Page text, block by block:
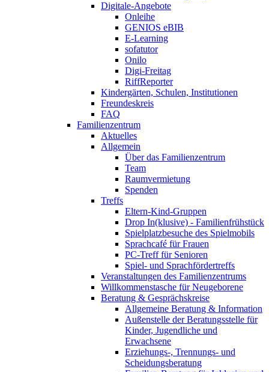
Digitale-Angebote
Onleihe
GENIOS eBIB
E-Learning
sofatutor
Onilo
Digi-Freitag
RiffReporter
Kindergärten, Schulen, Institutionen
Freundeskreis
FAQ
Familienzentrum
Aktuelles
Allgemein
Über das Familienzentrum
Team
Raumvermietung
Spenden
Treffs
Eltern-Kind-Gruppen
Drop In(klusive) - Familienfrühstück
Spielplatzbesuche des Spielmobils
Sprachcafé für Frauen
PC-Treff für Senioren
Spiel- und Sprachfördertreffs
Veranstaltungen des Familienzentrums
Willkommenstasche für Neugeborene
Beratung & Gesprächskreise
Allgemeine Beratung & Information
Außenstelle der Beratungsstelle für
Kinder, Jugendliche und
Erwachsene
Erziehungs-, Trennungs- und
Scheidungsberatung